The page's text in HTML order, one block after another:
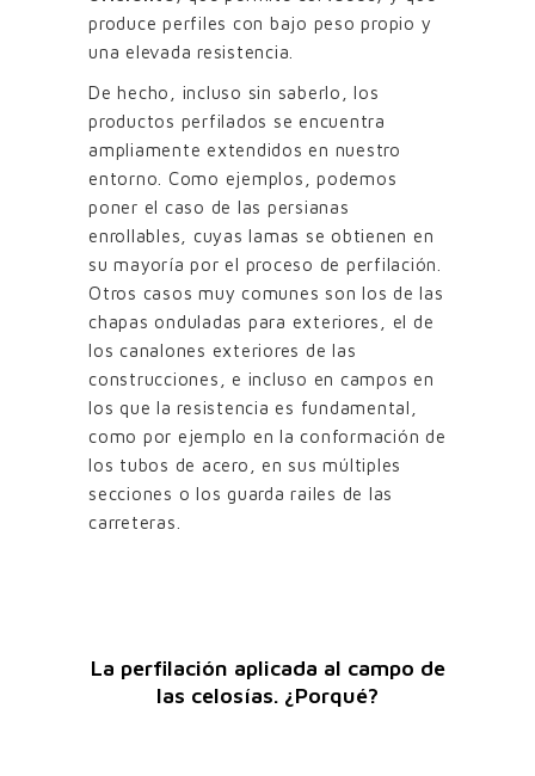
produce perfiles con bajo peso propio y
una elevada resistencia.
De hecho, incluso sin saberlo, los
productos perfilados se encuentra
ampliamente extendidos en nuestro
entorno. Como ejemplos, podemos
poner el caso de las persianas
enrollables, cuyas lamas se obtienen en
su mayoría por el proceso de perfilación.
Otros casos muy comunes son los de las
chapas onduladas para exteriores, el de
los canalones exteriores de las
construcciones, e incluso en campos en
los que la resistencia es fundamental,
como por ejemplo en la conformación de
los tubos de acero, en sus múltiples
secciones o los guarda railes de las
carreteras.
La perfilación aplicada al campo de
las celosías. ¿Porqué?